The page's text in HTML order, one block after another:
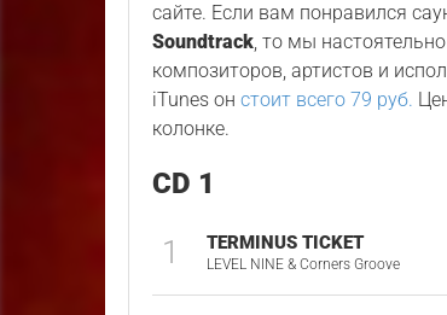
сайте. Если вам понравился
Soundtrack, то мы
композиторов, артистов и
iTunes онстоит всего 79 руб.
колонке.
CD 1
1 TERMINUS TICKET
LEVEL NINE & Corners Groove